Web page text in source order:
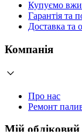
Купуємо
Гарантія та
Доставка та
Компанія
Про нас
Ремонт
Мій обліковий